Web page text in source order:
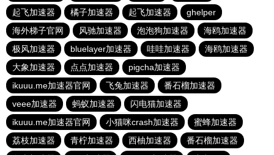
起飞加速器
橘子加速器 起飞加速器
ghelper
海外梯子官网
风驰加速器 泡泡狗加速器
海鸥加速器
极风加速器
bluelayer加速器 哇哇加速器
海鸥加速器
大象加速器
点点加速器
pigcha加速器
ikuuu.me加速器官网
飞兔加速器
番石榴加速器
veee加速器
蚂蚁加速器
闪电猫加速器
ikuuu.me加速器官网
小猫咪crash加速器
蜜蜂加速器
荔枝加速器
青柠加速器 西柚加速器
番石榴加速器